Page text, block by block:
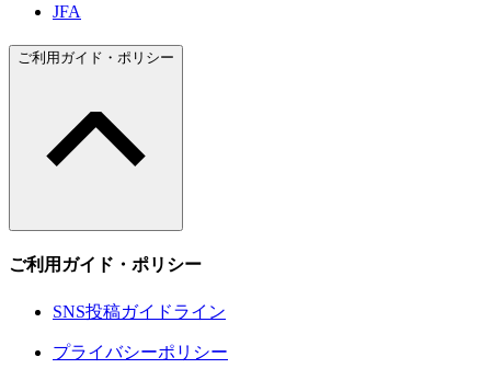
JFA
ご利用ガイド・ポリシー
ご利用ガイド・ポリシー
SNS投稿ガイドライン
プライバシーポリシー